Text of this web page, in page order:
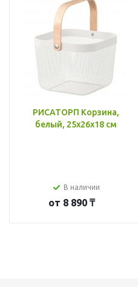
РИСАТОРП Корзина,
белый, 25x26x18 см
В наличии
от 8 890 ₸